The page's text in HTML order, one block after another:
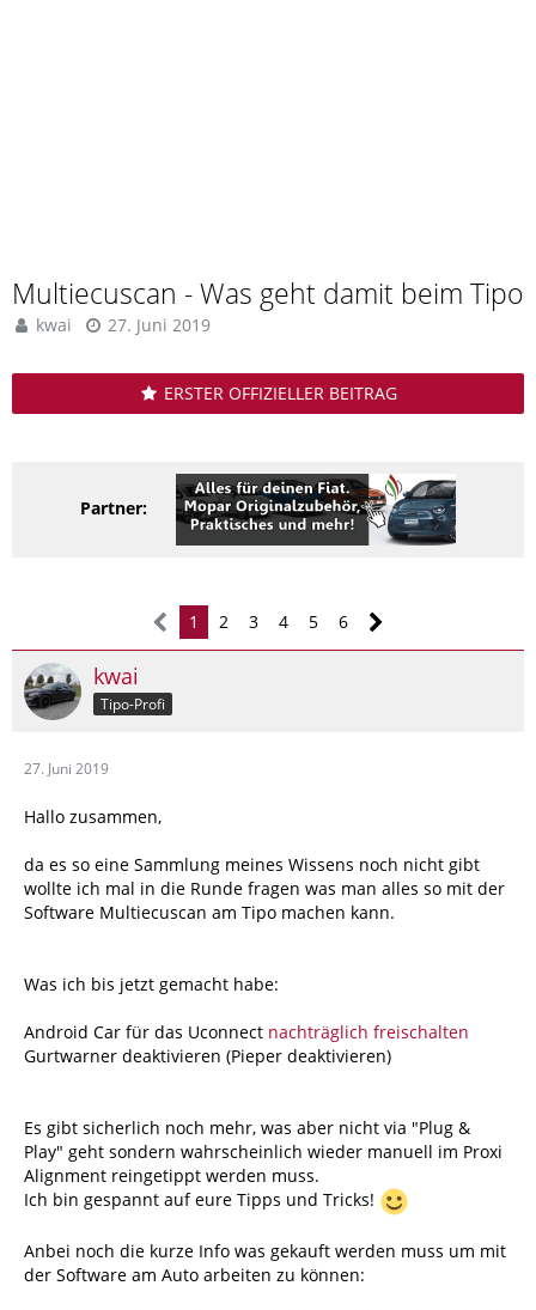
Multiecuscan - Was geht damit beim Tipo
kwai 27. Juni 2019
ERSTER OFFIZIELLER BEITRAG
Partner:
1 2 3 4 5 6
kwai
Tipo-Profi
27. Juni 2019
Hallo zusammen,
da es so eine Sammlung meines Wissens noch nicht gibt
wollte ich mal in die Runde fragen was man alles so mit der
Software Multiecuscan am Tipo machen kann.
Was ich bis jetzt gemacht habe:
Android Car für das Uconnect nachträglich freischalten
Gurtwarner deaktivieren (Pieper deaktivieren)
Es gibt sicherlich noch mehr, was aber nicht via "Plug &
Play" geht sondern wahrscheinlich wieder manuell im Proxi
Alignment reingetippt werden muss.
Ich bin gespannt auf eure Tipps und Tricks!
Anbei noch die kurze Info was gekauft werden muss um mit
der Software am Auto arbeiten zu können: